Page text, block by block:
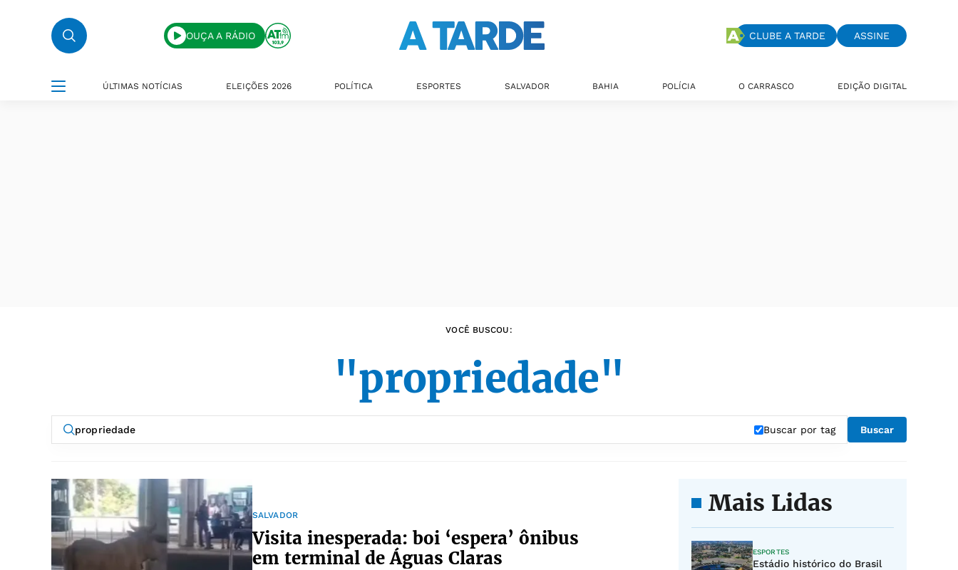
OUÇA A RÁDIO CLUBE A TARDE ASSINE
ÚLTIMAS NOTÍCIAS ELEIÇÕES 2026 POLÍTICA ESPORTES SALVADOR BAHIA POLÍCIA O CARRASCO EDIÇÃO DIGITAL
VOCÊ BUSCOU:
"propriedade"
Buscar por tag Buscar
SALVADOR
Visita inesperada: boi ‘espera’ ônibus
em terminal de Águas Claras
Mais Lidas
ESPORTES
Estádio histórico do Brasil